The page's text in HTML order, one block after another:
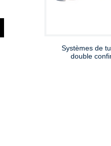
Systèmes de
double